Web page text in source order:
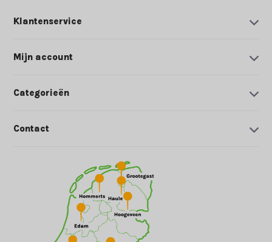
Klantenservice
Mijn account
Categorieën
Contact